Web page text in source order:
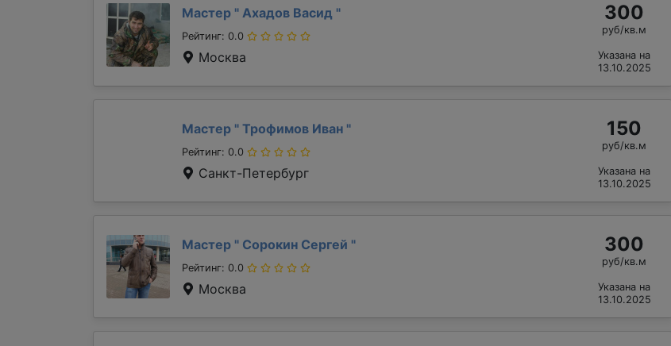
Мастер " Ахадов Васид "
Рейтинг: 0.0
Москва
300
руб/кв.м
Указана на
13.10.2025
Мастер " Трофимов Иван "
Рейтинг: 0.0
Санкт-Петербург
150
руб/кв.м
Указана на
13.10.2025
Мастер " Сорокин Сергей "
Рейтинг: 0.0
Москва
300
руб/кв.м
Указана на
13.10.2025